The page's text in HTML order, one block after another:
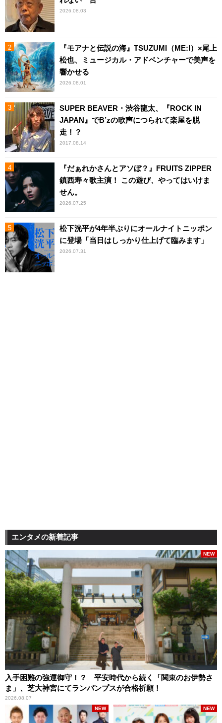
2026.08.03
『モアナと伝説の海』TSUZUMI（ME:I）×尾上
松也、ミュージカル・アドベンチャーで美声を
響かせる
2026.08.01
SUPER BEAVER・渋谷龍太、『ROCK IN
JAPAN』でB’zの歌声につられて楽屋を脱
走！？
2017.08.14
『だぁれかさんとアソぼ？』FRUITS ZIPPER
鎮西寿々歌主演！ この遊び、やってはいけま
せん。
2026.07.25
松下洸平が4年半ぶりにオールナイトニッポン
に登場「当日はしっかり仕上げて臨みます」
2026.07.31
エンタメの新着記事
入手困難の強運御守！？ 平安時代から続く「関東のお伊勢さ
ま」、芝大神宮にてランパンプスが合格祈願！
2026.08.07
NEW
NEW NEW